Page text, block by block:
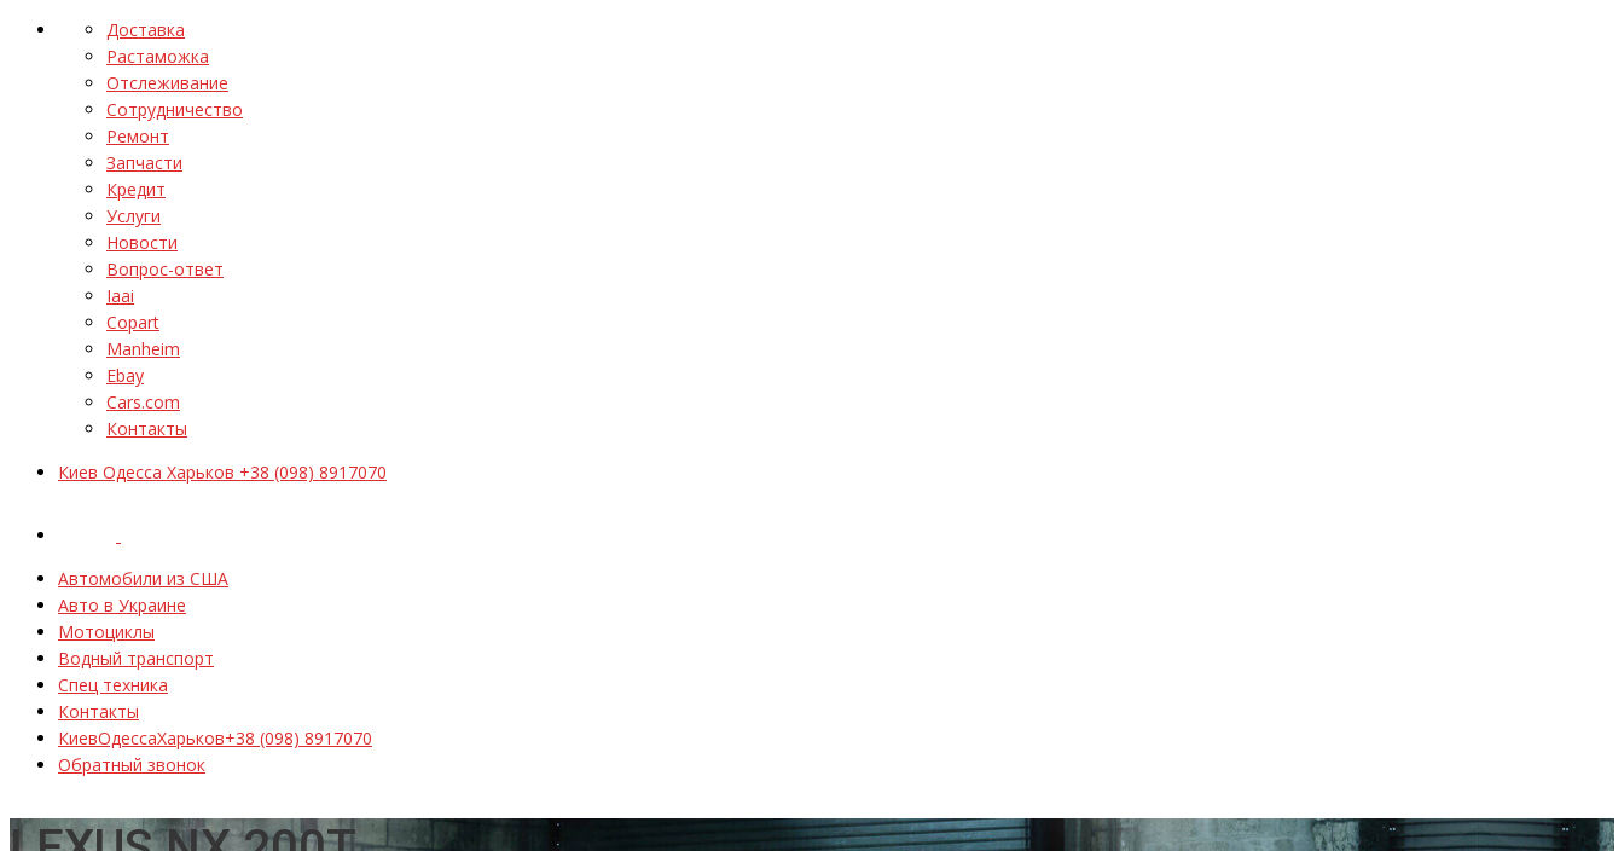
Доставка
Растаможка
Отслеживание
Сотрудничество
Ремонт
Запчасти
Кредит
Услуги
Новости
Вопрос-ответ
Iaai
Copart
Manheim
Ebay
Cars.com
Контакты
Киев Одесса Харьков +38 (098) 8917070
Автомобили из США
Авто в Украине
Мотоциклы
Водный транспорт
Спец техника
Контакты
КиевОдессаХарьков+38 (098) 8917070
Обратный звонок